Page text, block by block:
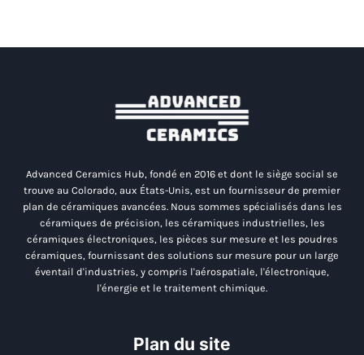
Advanced Ceramics Hub, fondé en 2016 et dont le siège social se
trouve au Colorado, aux États-Unis, est un fournisseur de premier
plan de céramiques avancées. Nous sommes spécialisés dans les
céramiques de précision, les céramiques industrielles, les
céramiques électroniques, les pièces sur mesure et les poudres
céramiques, fournissant des solutions sur mesure pour un large
éventail d'industries, y compris l'aérospatiale, l'électronique,
l'énergie et le traitement chimique.
Plan du site